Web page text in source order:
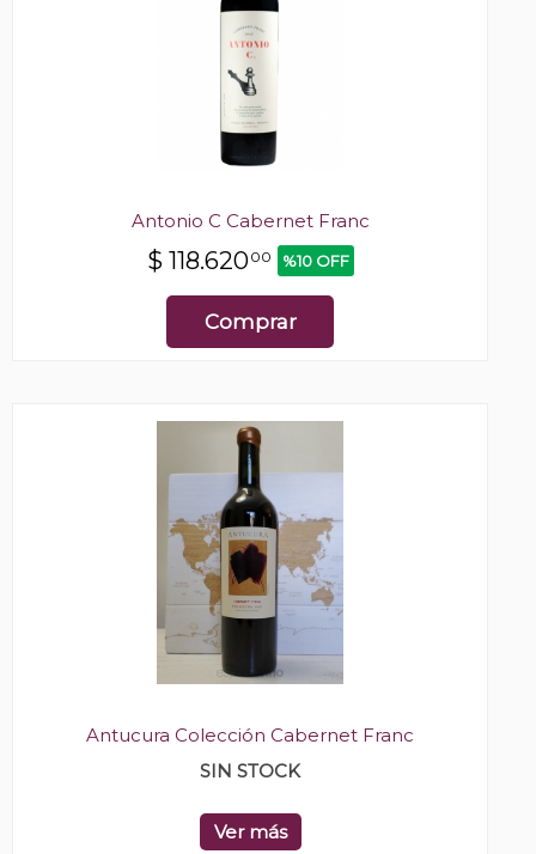
Antonio C Cabernet Franc
$ 118.62000 %10 OFF
Comprar
Antucura Colección Cabernet Franc
SIN STOCK
Ver más